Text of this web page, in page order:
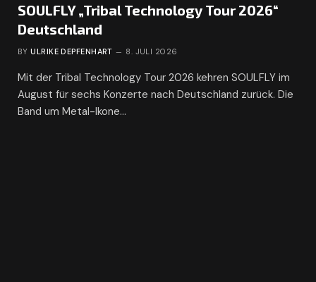
SOULFLY „Tribal Technology Tour 2026“
Deutschland
BY ULRIKE DEPFENHART 8. JULI 2026
Mit der Tribal Technology Tour 2026 kehren SOULFLY im
August für sechs Konzerte nach Deutschland zurück. Die
Band um Metal-Ikone…